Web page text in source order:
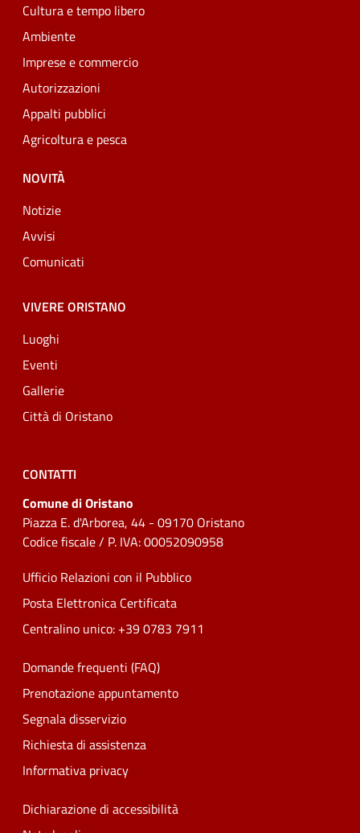
Cultura e tempo libero
Ambiente
Imprese e commercio
Autorizzazioni
Appalti pubblici
Agricoltura e pesca
NOVITÀ
Notizie
Avvisi
Comunicati
VIVERE ORISTANO
Luoghi
Eventi
Gallerie
Città di Oristano
CONTATTI
Comune di Oristano
Piazza E. d'Arborea, 44 - 09170 Oristano
Codice fiscale / P. IVA: 00052090958
Ufficio Relazioni con il Pubblico
Posta Elettronica Certificata
Centralino unico: +39 0783 7911
Domande frequenti (FAQ)
Prenotazione appuntamento
Segnala disservizio
Richiesta di assistenza
Informativa privacy
Dichiarazione di accessibilità